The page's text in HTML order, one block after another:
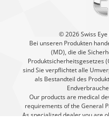
©️ 2026 Swiss
Bei unseren Produkten
(MD), die die
Produktsicherheitsgesetzes
sind Sie verpflichtet alle
als Bestandteil des
Our products are medical
requirements of the General
As specialized dealer you are